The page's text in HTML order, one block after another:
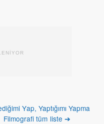
Yap, Yaptığımı Yapma
Filmografi tüm liste ➔